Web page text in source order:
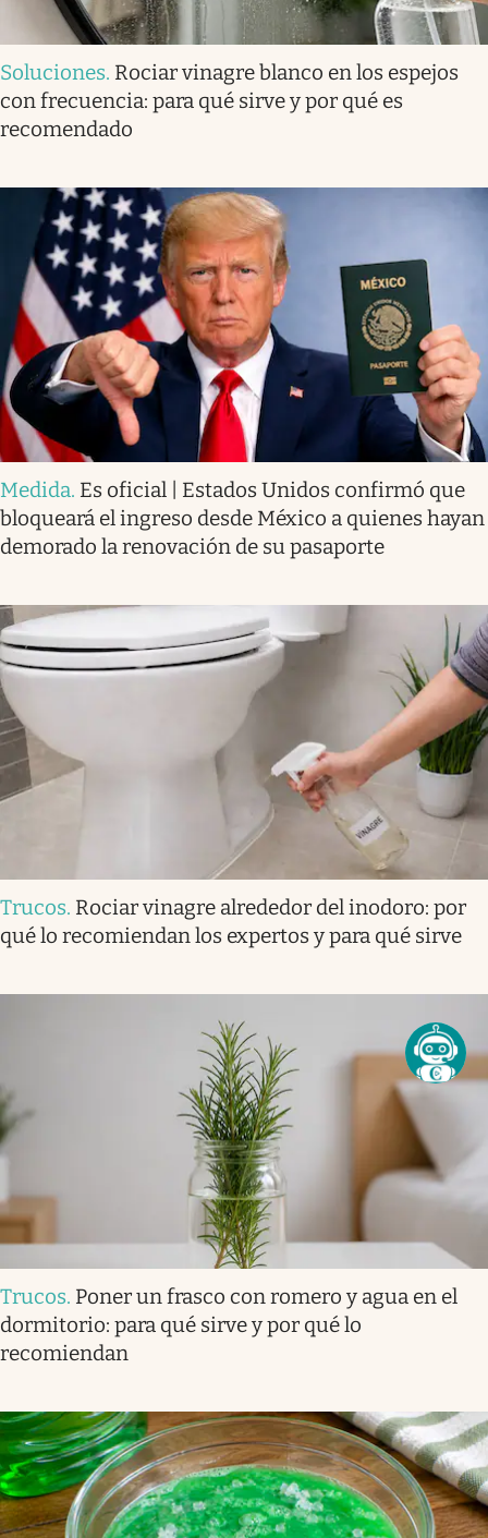
Soluciones. Rociar vinagre blanco en los espejos
con frecuencia: para qué sirve y por qué es
recomendado
Medida. Es oficial | Estados Unidos confirmó que
bloqueará el ingreso desde México a quienes hayan
demorado la renovación de su pasaporte
Trucos. Rociar vinagre alrededor del inodoro: por
qué lo recomiendan los expertos y para qué sirve
Trucos. Poner un frasco con romero y agua en el
dormitorio: para qué sirve y por qué lo
recomiendan